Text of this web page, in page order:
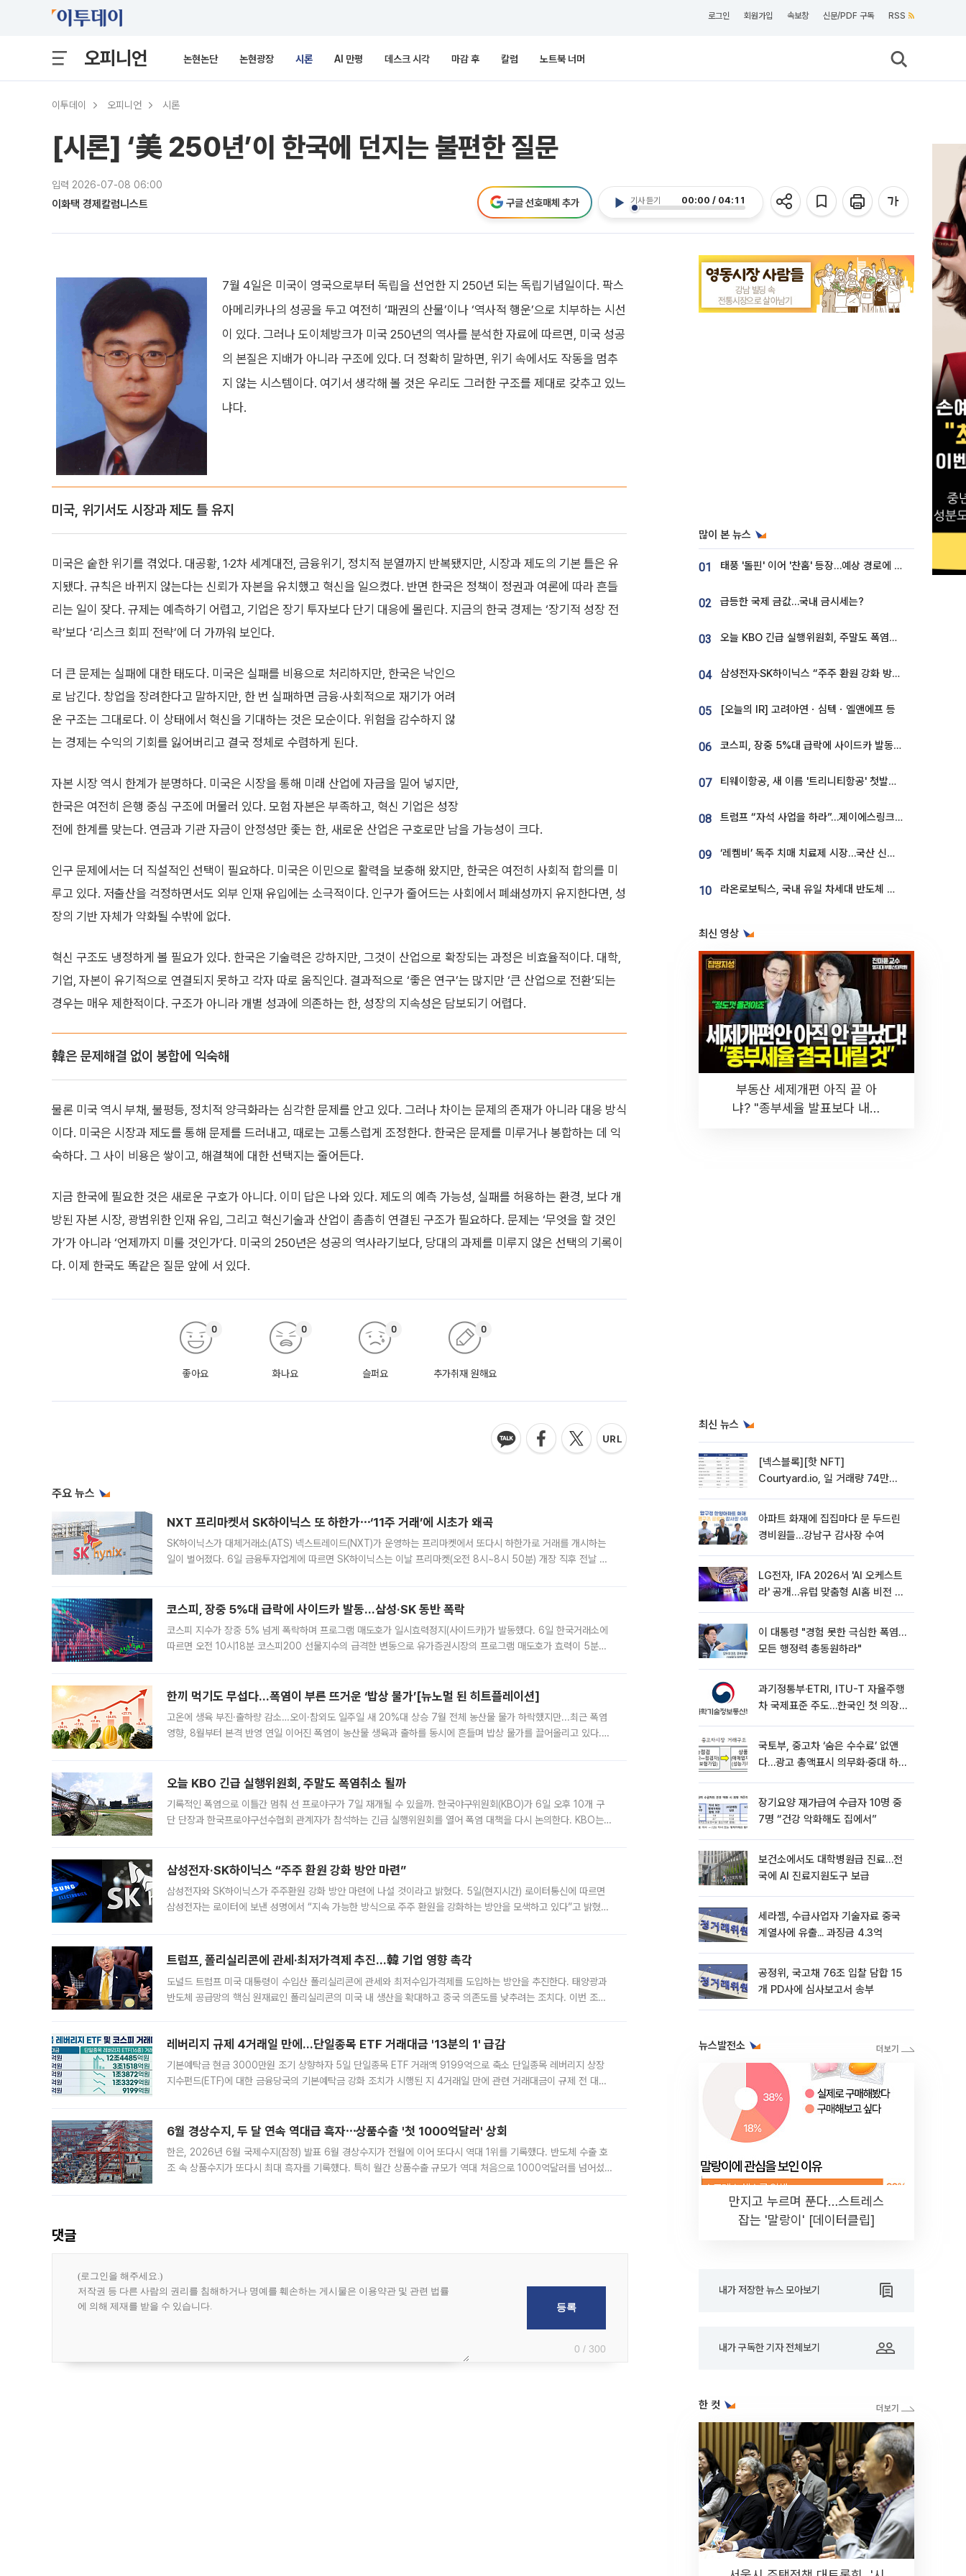
로그인 회원가입 속보창 신문/PDF 구독 RSS
오피니언 논현논단 논현광장 시론 AI 만평 데스크 시각 마감 후 칼럼 노트북 너머
이투데이 오피니언 시론
[시론] ‘美 250년’이 한국에 던지는 불편한 질문
입력 2026-07-08 06:00
이화택 경제칼럼니스트 기사 듣기 00:00 / 04:11
구글 선호매체 추가
7월 4일은 미국이 영국으로부터 독립을 선언한 지 250년 되는 독립기념일이다. 팍스
아메리카나의 성공을 두고 여전히 ‘패권의 산물’이나 ‘역사적 행운’으로 치부하는 시선
이 있다. 그러나 도이체방크가 미국 250년의 역사를 분석한 자료에 따르면, 미국 성공
의 본질은 지배가 아니라 구조에 있다. 더 정확히 말하면, 위기 속에서도 작동을 멈추
지 않는 시스템이다. 여기서 생각해 볼 것은 우리도 그러한 구조를 제대로 갖추고 있느
냐다.
미국, 위기서도 시장과 제도 틀 유지
미국은 숱한 위기를 겪었다. 대공황, 1·2차 세계대전, 금융위기, 정치적 분열까지 반복됐지만, 시장과 제도의 기본 틀은 유
지됐다. 규칙은 바뀌지 않는다는 신뢰가 자본을 유치했고 혁신을 일으켰다. 반면 한국은 정책이 정권과 여론에 따라 흔들
리는 일이 잦다. 규제는 예측하기 어렵고, 기업은 장기 투자보다 단기 대응에 몰린다. 지금의 한국 경제는 ‘장기적 성장 전
략’보다 ‘리스크 회피 전략’에 더 가까워 보인다.
더 큰 문제는 실패에 대한 태도다. 미국은 실패를 비용으로 처리하지만, 한국은 낙인으
로 남긴다. 창업을 장려한다고 말하지만, 한 번 실패하면 금융·사회적으로 재기가 어려
운 구조는 그대로다. 이 상태에서 혁신을 기대하는 것은 모순이다. 위험을 감수하지 않
는 경제는 수익의 기회를 잃어버리고 결국 정체로 수렴하게 된다.
자본 시장 역시 한계가 분명하다. 미국은 시장을 통해 미래 산업에 자금을 밀어 넣지만,
한국은 여전히 은행 중심 구조에 머물러 있다. 모험 자본은 부족하고, 혁신 기업은 성장
전에 한계를 맞는다. 연금과 기관 자금이 안정성만 좇는 한, 새로운 산업은 구호로만 남을 가능성이 크다.
인구 문제에서는 더 직설적인 선택이 필요하다. 미국은 이민으로 활력을 보충해 왔지만, 한국은 여전히 사회적 합의를 미
루고 있다. 저출산을 걱정하면서도 외부 인재 유입에는 소극적이다. 인구가 줄어드는 사회에서 폐쇄성까지 유지한다면, 성
장의 기반 자체가 약화될 수밖에 없다.
혁신 구조도 냉정하게 볼 필요가 있다. 한국은 기술력은 강하지만, 그것이 산업으로 확장되는 과정은 비효율적이다. 대학,
기업, 자본이 유기적으로 연결되지 못하고 각자 따로 움직인다. 결과적으로 ‘좋은 연구’는 많지만 ‘큰 산업으로 전환’되는
경우는 매우 제한적이다. 구조가 아니라 개별 성과에 의존하는 한, 성장의 지속성은 담보되기 어렵다.
韓은 문제해결 없이 봉합에 익숙해
물론 미국 역시 부채, 불평등, 정치적 양극화라는 심각한 문제를 안고 있다. 그러나 차이는 문제의 존재가 아니라 대응 방식
이다. 미국은 시장과 제도를 통해 문제를 드러내고, 때로는 고통스럽게 조정한다. 한국은 문제를 미루거나 봉합하는 데 익
숙하다. 그 사이 비용은 쌓이고, 해결책에 대한 선택지는 줄어든다.
지금 한국에 필요한 것은 새로운 구호가 아니다. 이미 답은 나와 있다. 제도의 예측 가능성, 실패를 허용하는 환경, 보다 개
방된 자본 시장, 광범위한 인재 유입, 그리고 혁신기술과 산업이 촘촘히 연결된 구조가 필요하다. 문제는 ‘무엇을 할 것인
가’가 아니라 ‘언제까지 미룰 것인가’다. 미국의 250년은 성공의 역사라기보다, 당대의 과제를 미루지 않은 선택의 기록이
다. 이제 한국도 똑같은 질문 앞에 서 있다.
좋아요
0
화나요
0
슬퍼요
0
추가취재 원해요
0
주요 뉴스
NXT 프리마켓서 SK하이닉스 또 하한가⋯‘11주 거래’에 시초가 왜곡
SK하이닉스가 대체거래소(ATS) 넥스트레이드(NXT)가 운영하는 프리마켓에서 또다시 하한가로 거래를 개시하는
일이 벌어졌다. 6일 금융투자업계에 따르면 SK하이닉스는 이날 프리마켓(오전 8시~8시 50분) 개장 직후 전날 정
코스피, 장중 5%대 급락에 사이드카 발동…삼성·SK 동반 폭락
코스피 지수가 장중 5% 넘게 폭락하며 프로그램 매도호가 일시효력정지(사이드카)가 발동했다. 6일 한국거래소에
따르면 오전 10시18분 코스피200 선물지수의 급격한 변동으로 유가증권시장의 프로그램 매도호가 효력이 5분간
한끼 먹기도 무섭다...폭염이 부른 뜨거운 ‘밥상 물가’[뉴노멀 된 히트플레이션]
고온에 생육 부진·출하량 감소…오이·참외도 일주일 새 20%대 상승 7월 전체 농산물 물가 하락했지만...최근 폭염
영향, 8월부터 본격 반영 연일 이어진 폭염이 농산물 생육과 출하를 동시에 흔들며 밥상 물가를 끌어올리고 있다.
오늘 KBO 긴급 실행위원회, 주말도 폭염취소 될까
기록적인 폭염으로 이틀간 멈춰 선 프로야구가 7일 재개될 수 있을까. 한국야구위원회(KBO)가 6일 오후 10개 구
단 단장과 한국프로야구선수협회 관계자가 참석하는 긴급 실행위원회를 열어 폭염 대책을 다시 논의한다. KBO는
삼성전자·SK하이닉스 “주주 환원 강화 방안 마련”
삼성전자와 SK하이닉스가 주주환원 강화 방안 마련에 나설 것이라고 밝혔다. 5일(현지시간) 로이터통신에 따르면
삼성전자는 로이터에 보낸 성명에서 “지속 가능한 방식으로 주주 환원을 강화하는 방안을 모색하고 있다”고 밝혔다.
트럼프, 폴리실리콘에 관세·최저가격제 추진…韓 기업 영향 촉각
도널드 트럼프 미국 대통령이 수입산 폴리실리콘에 관세와 최저수입가격제를 도입하는 방안을 추진한다. 태양광과
반도체 공급망의 핵심 원재료인 폴리실리콘의 미국 내 생산을 확대하고 중국 의존도를 낮추려는 조치다. 이번 조처
레버리지 규제 4거래일 만에…단일종목 ETF 거래대금 '13분의 1' 급감
기본예탁금 현금 3000만원 조기 상향하자 5일 단일종목 ETF 거래액 9199억으로 축소 단일종목 레버리지 상장
지수펀드(ETF)에 대한 금융당국의 기본예탁금 강화 조치가 시행된 지 4거래일 만에 관련 거래대금이 규제 전 대비
6월 경상수지, 두 달 연속 역대급 흑자⋯상품수출 '첫 1000억달러' 상회
한은, 2026년 6월 국제수지(잠정) 발표 6월 경상수지가 전월에 이어 또다시 역대 1위를 기록했다. 반도체 수출 호
조 속 상품수지가 또다시 최대 흑자를 기록했다. 특히 월간 상품수출 규모가 역대 처음으로 1000억달러를 넘어섰
댓글
0 / 300
많이 본 뉴스
01 태풍 '돌핀' 이어 '찬홈' 등장…예상 경로에 한국 '한숨'
02 급등한 국제 금값…국내 금시세는?
03 오늘 KBO 긴급 실행위원회, 주말도 폭염취소 될까
04 삼성전자·SK하이닉스 “주주 환원 강화 방안 마련”
05 [오늘의 IR] 고려아연ㆍ심텍ㆍ엘앤에프 등
06 코스피, 장중 5%대 급락에 사이드카 발동…삼성·SK 동반 폭락
07 티웨이항공, 새 이름 '트리니티항공' 첫발…SSC 전략 본격화
08 트럼프 “자석 사업을 하라”…제이에스링크, 비중국 영구자석 공급망 구축 속도
09 ‘레켐비’ 독주 치매 치료제 시장…국산 신약 등장하나
10 라온로보틱스, 국내 유일 차세대 반도체 공정 로봇 개발 ‘고객사 테스트 진행’
최신 영상
부동산 세제개편 아직 끝 아
냐? "종부세율 발표보다 내릴
최신 뉴스
[넥스블록][핫 NFT]
Courtyard.io, 일 거래량 74만
아파트 화재에 집집마다 문 두드린
경비원들…강남구 감사장 수여
LG전자, IFA 2026서 'AI 오케스트
라' 공개…유럽 맞춤형 AI홈 비전 제
이 대통령 "경험 못한 극심한 폭염…
모든 행정력 총동원하라"
과기정통부·ETRI, ITU-T 자율주행
차 국제표준 주도…한국인 첫 의장
국토부, 중고차 ‘숨은 수수료’ 없앤
다…광고 총액표시 의무화·중대 하
장기요양 재가급여 수급자 10명 중
7명 “건강 악화해도 집에서”
보건소에서도 대학병원급 진료…전
국에 AI 진료지원도구 보급
세라젬, 수급사업자 기술자료 중국
계열사에 유출... 과징금 4.3억
공정위, 국고채 76조 입찰 담합 15
개 PD사에 심사보고서 송부
뉴스발전소
만지고 누르며 푼다…스트레스
잡는 '말랑이' [데이터클립]
내가 저장한 뉴스 모아보기
내가 구독한 기자 전체보기
한 컷